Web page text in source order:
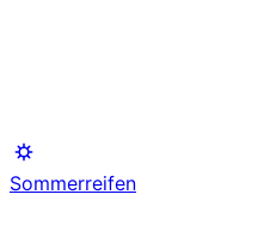
Sommerreifen